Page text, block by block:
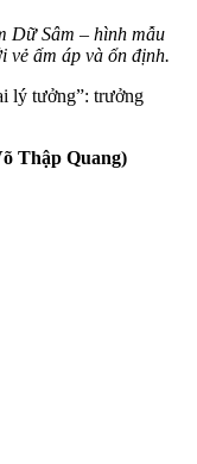
Dữ Sâm – hình mẫu
vẻ ấm áp và ổn định.
lý tưởng”: trưởng
Thập Quang)